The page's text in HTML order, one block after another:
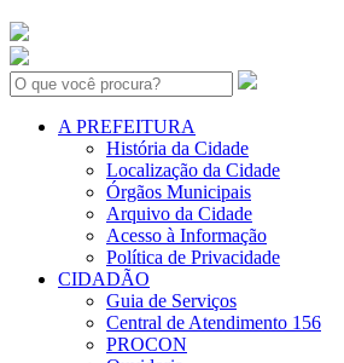
Search:
A PREFEITURA
História da Cidade
Localização da Cidade
Órgãos Municipais
Arquivo da Cidade
Acesso à Informação
Política de Privacidade
CIDADÃO
Guia de Serviços
Central de Atendimento 156
PROCON